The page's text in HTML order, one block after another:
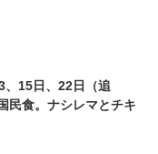
、15日、22日（追
食。ナシレマとチキ
class, Nasi
」